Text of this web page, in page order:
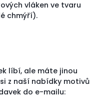
vláken ve tvaru
chmýří).
líbí, ale máte jinou
z naší nabídky motivů
do e-mailu: